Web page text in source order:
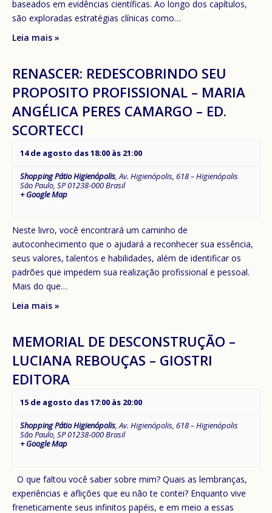
baseados em evidências científicas. Ao longo dos capítulos,
são exploradas estratégias clínicas como…
Leia mais »
RENASCER: REDESCOBRINDO SEU
PROPOSITO PROFISSIONAL – MARIA
ANGÉLICA PERES CAMARGO – ED.
SCORTECCI
14 de agosto das 18:00 às 21:00
Shopping Pátio Higienópolis,Av. Higienópolis, 618 – Higienópolis
São Paulo, SP01238-000Brasil
+ Google Map
Neste livro, você encontrará um caminho de
autoconhecimento que o ajudará a reconhecer sua essência,
seus valores, talentos e habilidades, além de identificar os
padrões que impedem sua realização profissional e pessoal.
Mais do que…
Leia mais »
MEMORIAL DE DESCONSTRUÇÃO –
LUCIANA REBOUÇAS – GIOSTRI
EDITORA
15 de agosto das 17:00 às 20:00
Shopping Pátio Higienópolis,Av. Higienópolis, 618 – Higienópolis
São Paulo, SP01238-000Brasil
+ Google Map
O que faltou você saber sobre mim? Quais as lembranças,
experiências e aflições que eu não te contei? Enquanto vive
freneticamente seus infinitos papéis, e em meio a essas